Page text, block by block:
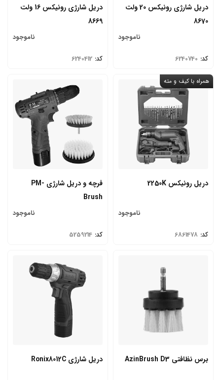
دریل شارژی رونیکس 20 ولت
8670
ناموجود
کد: 6240740
دریل شارژی رونیکس 16 ولت
8669
ناموجود
کد: 6240412
همراه با کیف و مته
دریل رونیکس 2250K
ناموجود
کد: 6861478
فرچه و دریل شارژی PM-
Brush
ناموجود
کد: 5259214
برس نظافتی AzinBrush D3 دریل شارژی Ronix8012C